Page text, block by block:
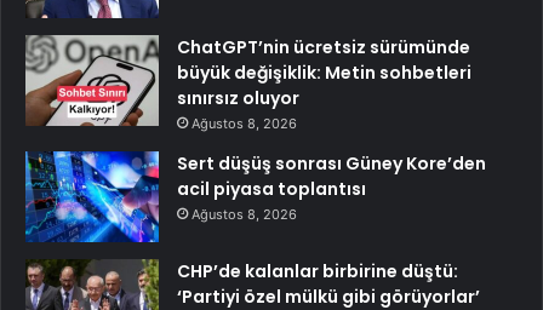
ChatGPT’nin ücretsiz sürümünde
büyük değişiklik: Metin sohbetleri
sınırsız oluyor
Ağustos 8, 2026
Sert düşüş sonrası Güney Kore’den
acil piyasa toplantısı
Ağustos 8, 2026
CHP’de kalanlar birbirine düştü:
‘Partiyi özel mülkü gibi görüyorlar’